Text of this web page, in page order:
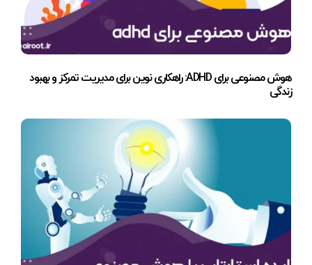
هوش مصنوعی برای ADHD: راهکاری نوین برای مدیریت تمرکز و بهبود
زندگی